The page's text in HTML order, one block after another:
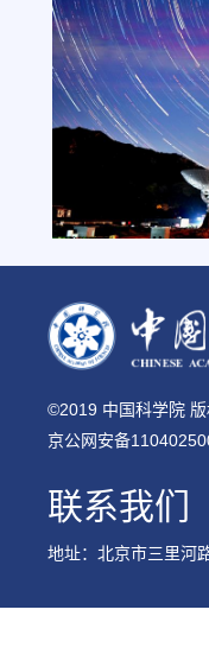
©2019 中国科学院
京公网安备
联系我们
地址：北京市三里河